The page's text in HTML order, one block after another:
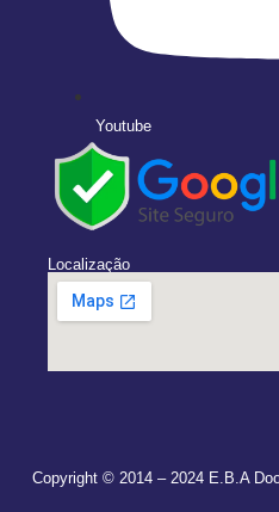
Youtube
Localização
Copyright © 2014 – 2024E.B.A